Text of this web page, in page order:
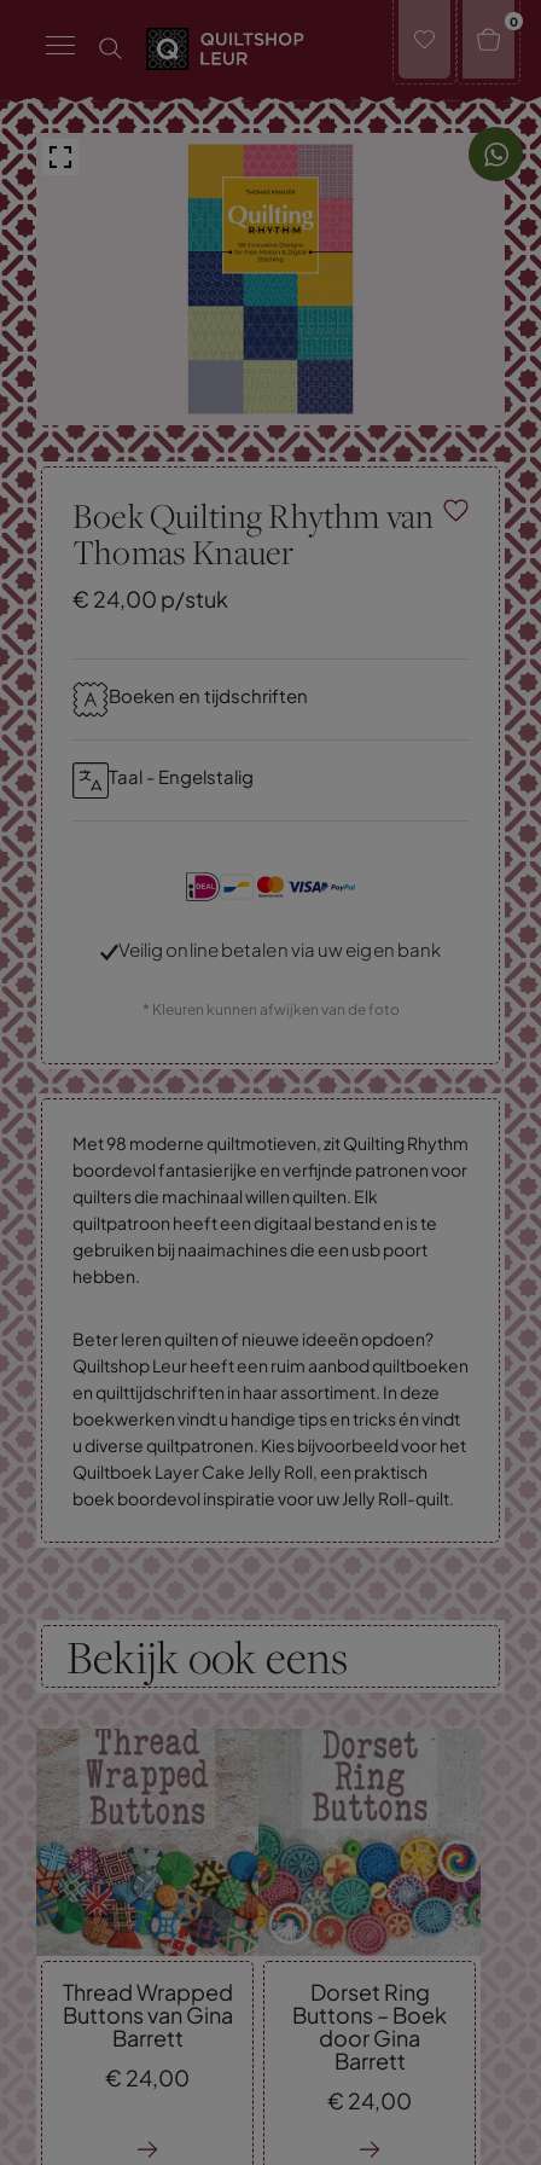
0
Boek Quilting Rhythm van
Thomas Knauer
€ 24,00 p/stuk
Boeken en tijdschriften
Taal - Engelstalig
Veilig online betalen via uw eigen bank
* Kleuren kunnen afwijken van de foto
Met 98 moderne quiltmotieven, zit Quilting Rhythm
boordevol fantasierijke en verfijnde patronen voor
quilters die machinaal willen quilten. Elk
quiltpatroon heeft een digitaal bestand en is te
gebruiken bij naaimachines die een usb poort
hebben.
Beter leren quilten of nieuwe ideeën opdoen?
Quiltshop Leur heeft een ruim aanbod quiltboeken
en quilttijdschriften in haar assortiment. In deze
boekwerken vindt u handige tips en tricks én vindt
u diverse quiltpatronen. Kies bijvoorbeeld voor het
Quiltboek Layer Cake Jelly Roll, een praktisch
boek boordevol inspiratie voor uw Jelly Roll-quilt.
Bekijk ook eens
Thread Wrapped
Buttons van Gina
Barrett
€ 24,00
Dorset Ring
Buttons – Boek
door Gina
Barrett
€ 24,00